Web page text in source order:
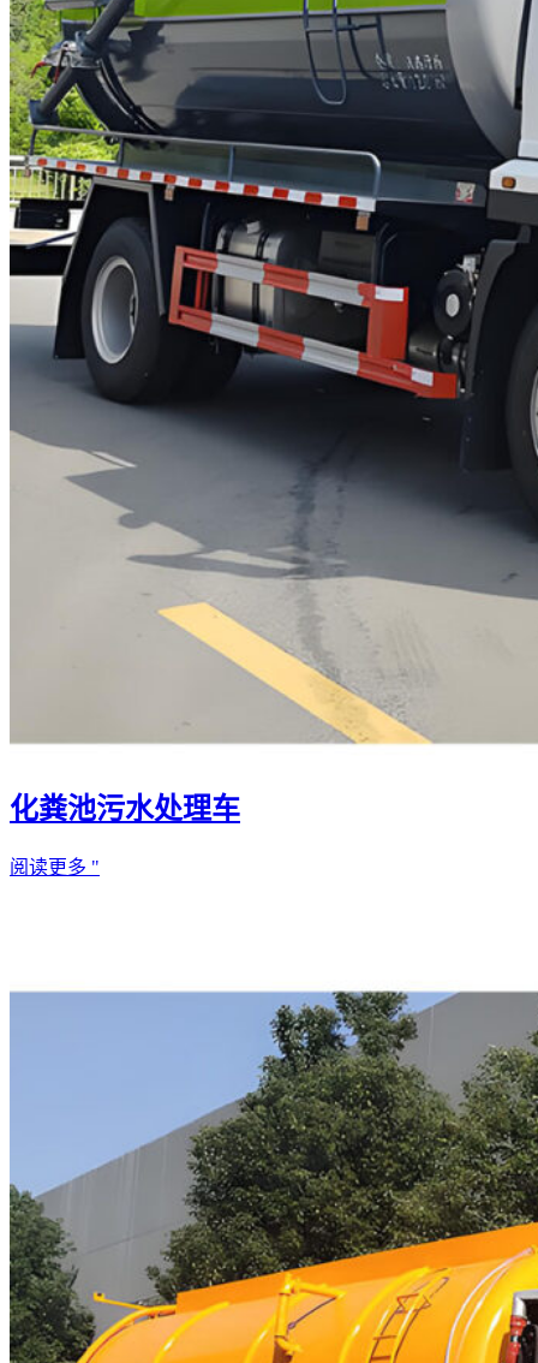
化粪池污水处理车
阅读更多 "